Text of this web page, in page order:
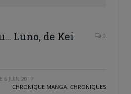
Luno, de Kei
0
6 JUIN 2017
CHRONIQUE MANGA, CHRONIQUES